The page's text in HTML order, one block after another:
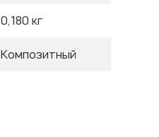
0,180 кг
Композитный